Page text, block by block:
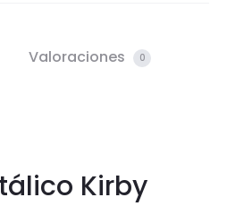
Valoraciones 0
Kirby